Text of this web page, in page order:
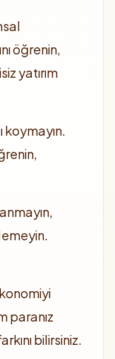
öğrenin,
yatırım
koymayın.
paranız
bilirsiniz.